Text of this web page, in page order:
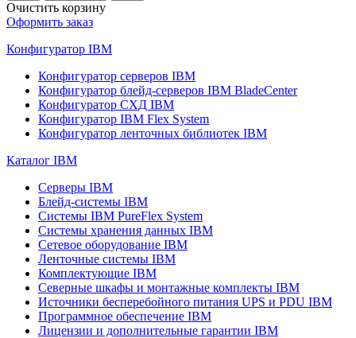
Очистить корзину
Оформить заказ
Конфигуратор IBM
Конфигуратор серверов IBM
Конфигуратор блейд-серверов IBM BladeCenter
Конфигуратор СХД IBM
Конфигуратор IBM Flex System
Конфигуратор ленточных библиотек IBM
Каталог IBM
Серверы IBM
Блейд-системы IBM
Системы IBM PureFlex System
Системы хранения данных IBM
Сетевое оборудование IBM
Ленточные системы IBM
Комплектующие IBM
Северные шкафы и монтажные комплекты IBM
Источники бесперебойного питания UPS и PDU IBM
Программное обеспечение IBM
Лицензии и дополнительные гарантии IBM